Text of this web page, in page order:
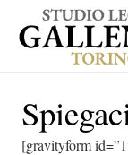
[gravityform